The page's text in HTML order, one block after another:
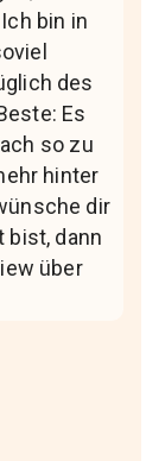
bin in
des
Es
so zu
hinter
dir
bist, dann
über